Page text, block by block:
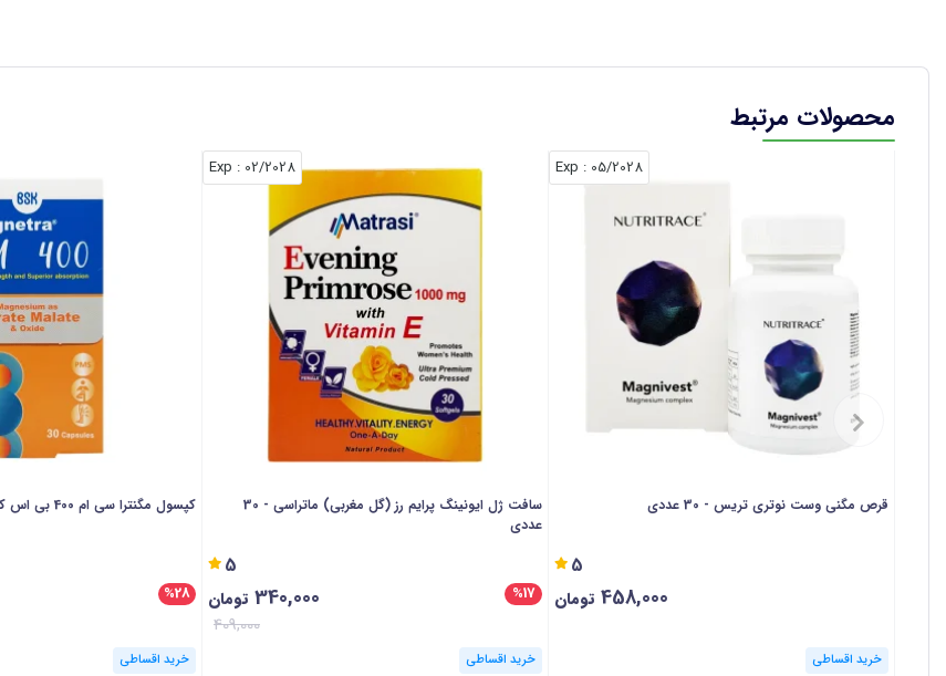
محصولات مرتبط
05/2028
: Exp
قرص مگنی وست نوتری تریس - 30 عددی
5
458,000 تومان
خرید اقساطی
02/2028
: Exp
سافت ژل ایونینگ پرایم رز (گل مغربی) ماتراسی - 30
عددی
5
%17
340,000 تومان
409,000
خرید اقساطی
کپسول مگنترا سی ام 400 بی اس کی - 30 عددی
%28
خرید اقساطی